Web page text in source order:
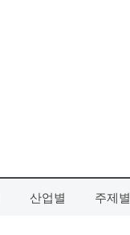
산업별 주제별